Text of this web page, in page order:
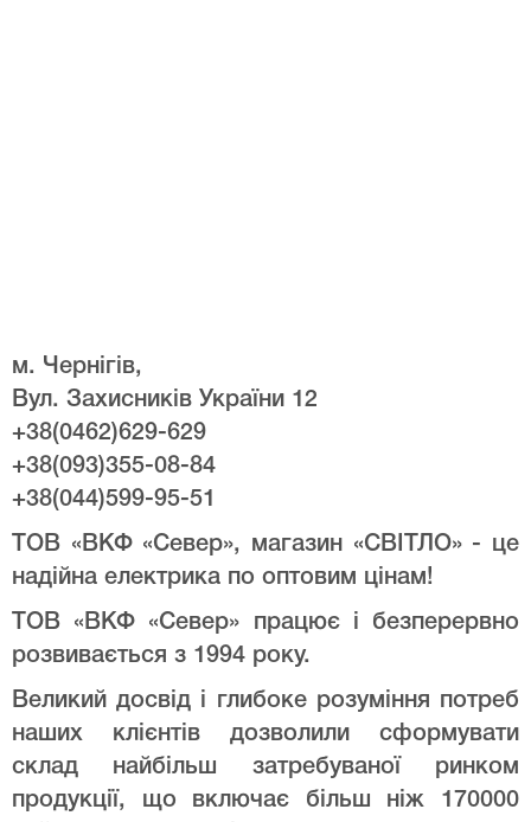
м. Чернігів,
Вул. Захисників України 12
+38(0462)629-629
+38(093)355-08-84
+38(044)599-95-51
ТОВ «ВКФ «Север», магазин «СВІТЛО» - це
надійна електрика по оптовим цінам!
ТОВ «ВКФ «Север» працює і безперервно
розвивається з 1994 року.
Великий досвід і глибоке розуміння потреб
наших клієнтів дозволили сформувати
склад найбільш затребуваної ринком
продукції, що включає більш ніж 170000